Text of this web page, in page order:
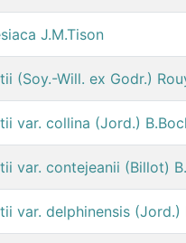
J.M.Tison
(Soy.-Will. ex Godr.)
var. collina (Jord.)
var. contejeanii (Billot)
var. delphinensis (Jord.)